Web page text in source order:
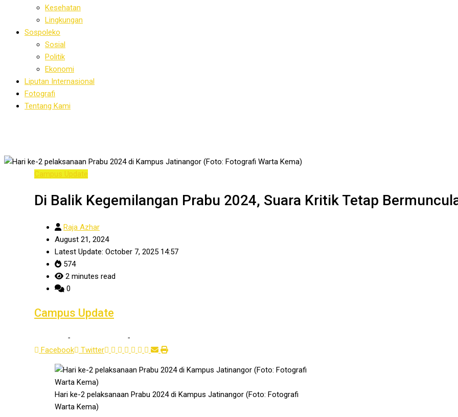
Kesehatan
Lingkungan
Sospoleko
Sosial
Politik
Ekonomi
Liputan Internasional
Fotografi
Tentang Kami
Campus Update
Di Balik Kegemilangan Prabu 2024, Suara Kritik Tetap
Raja Azhar
August 21, 2024
Latest Update: October 7, 2025 14:57
574
2 minutes read
0
Campus Update
- -
Facebook
Twitter
Hari ke-2 pelaksanaan Prabu 2024 di Kampus Jatinangor (Foto: Fotografi
Warta Kema)